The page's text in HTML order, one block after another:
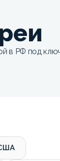
в РФ под